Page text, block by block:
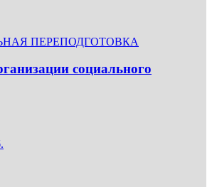
ПЕРЕПОДГОТОВКА
социального